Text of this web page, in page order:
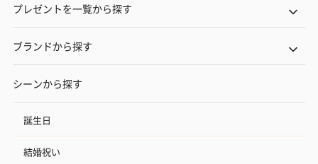
プレゼントを一覧から探す
ブランドから探す
シーンから探す
誕生日
結婚祝い